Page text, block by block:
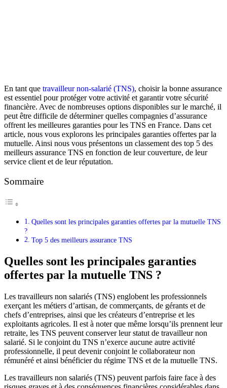
En tant que travailleur non-salarié (TNS), choisir la bonne assurance
est essentiel pour protéger votre activité et garantir votre sécurité
financière. Avec de nombreuses options disponibles sur le marché, il
peut être difficile de déterminer quelles compagnies d’assurance
offrent les meilleures garanties pour les TNS en France. Dans cet
article, nous vous explorons les principales garanties offertes par la
mutuelle. Ainsi nous vous présentons un classement des top 5 des
meilleurs assurance TNS en fonction de leur couverture, de leur
service client et de leur réputation.
Sommaire
Quelles sont les principales garanties offertes par la mutuelle TNS
?
Top 5 des meilleurs assurance TNS
Quelles sont les principales garanties
offertes par la mutuelle TNS ?
Les travailleurs non salariés (TNS) englobent les professionnels
exerçant les métiers d’artisan, de commerçants, de gérants et de
chefs d’entreprises, ainsi que les créateurs d’entreprise et les
exploitants agricoles. Il est à noter que même lorsqu’ils prennent leur
retraite, les TNS peuvent conserver leur statut de travailleur non
salarié. Si le conjoint du TNS n’exerce aucune autre activité
professionnelle, il peut devenir conjoint le collaborateur non
rémunéré et ainsi bénéficier du régime TNS et de la mutuelle TNS.
Les travailleurs non salariés (TNS) peuvent parfois faire face à des